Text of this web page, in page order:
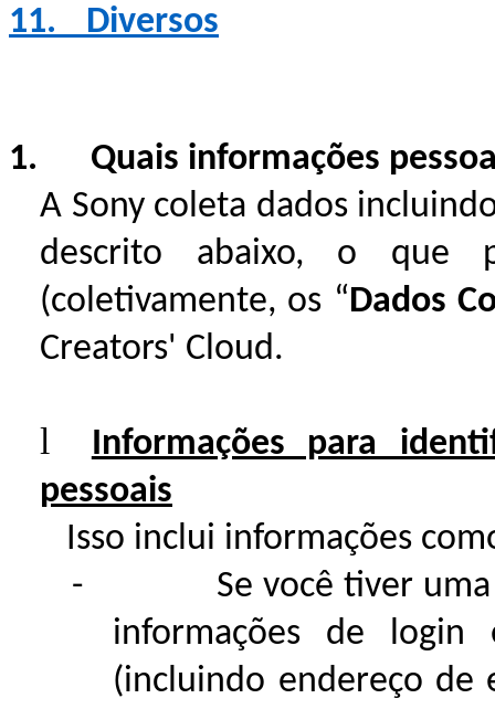
11.
Diversos
1. Quais informações
A Sony coleta dados
descrito abaixo, o que
(coletivamente, os “Dados
Creators' Cloud.
l
Informações para
pessoais
Isso inclui informações
-
Se você tiver
informações de login
(incluindo endereço de